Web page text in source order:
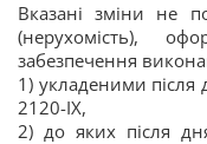
Вказані зміни не
(нерухомість),
забезпечення
1) укладеними
2120-ІХ,
2) до яких після